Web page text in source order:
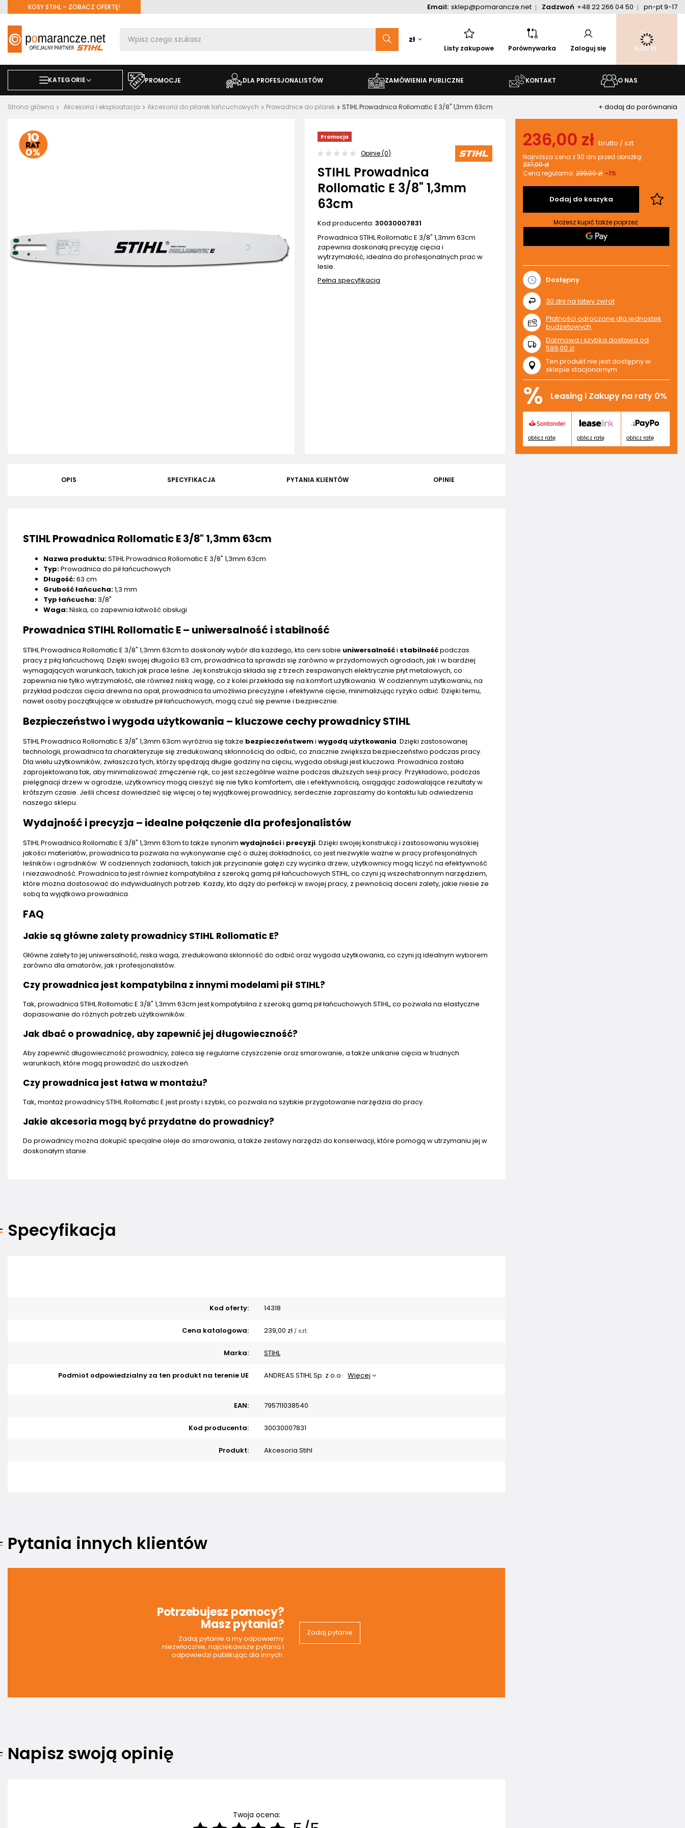
KOSY STIHL – ZOBACZ OFERTĘ! Email: sklep@pomarancze.net Zadzwoń +48 22 266 04 50 pn-pt 9-17
zł
Listy zakupowe Porównywarka Zaloguj się 0,00 zł
KATEGORIE PROMOCJE DLA PROFESJONALISTÓW ZAMÓWIENIA PUBLICZNE KONTAKT O NAS
Strona główna Akcesoria i eksploatacja Akcesoria do pilarek łańcuchowych Prowadnice do pilarek STIHL Prowadnica Rollomatic E 3/8" 1,3mm 63cm + dodaj do porównania
Promocja
Opinie (0)
STIHL Prowadnica
Rollomatic E 3/8" 1,3mm
63cm
Kod producenta:30030007831
Prowadnica STIHL Rollomatic E 3/8" 1,3mm 63cm
zapewnia doskonałą precyzję cięcia i
wytrzymałość, idealna do profesjonalnych prac w
lesie.
Pełna specyfikacja
236,00 zł brutto /szt.
Najniższa cena z 30 dni przed obniżką:
237,00 zł
Cena regularna:239,00 zł -1%
Dodaj do koszyka
Możesz kupić także poprzez:
Dostępny
30 dni na łatwy zwrot
Płatności odroczone dla jednostek
budżetowych
Darmowa i szybka dostawa od
599,00 zł
Ten produkt nie jest dostępny w
sklepie stacjonarnym
% Leasing i Zakupy na raty 0%
oblicz ratę oblicz ratę oblicz ratę
OPIS SPECYFIKACJA PYTANIA KLIENTÓW OPINIE
STIHL Prowadnica Rollomatic E 3/8" 1,3mm 63cm
Nazwa produktu:STIHL Prowadnica Rollomatic E 3/8" 1,3mm 63cm
Typ:Prowadnica do pił łańcuchowych
Długość:63 cm
Grubość łańcucha:1,3 mm
Typ łańcucha:3/8"
Waga:Niska, co zapewnia łatwość obsługi
Prowadnica STIHL Rollomatic E – uniwersalność i stabilność
STIHL Prowadnica Rollomatic E 3/8" 1,3mm 63cm to doskonały wybór dla każdego, kto ceni sobie uniwersalnośći stabilnośćpodczas
pracy z piłą łańcuchową. Dzięki swojej długości 63 cm, prowadnica ta sprawdzi się zarówno w przydomowych ogrodach, jak i w bardziej
wymagających warunkach, takich jak prace leśne. Jej konstrukcja składa się z trzech zespawanych elektrycznie płyt metalowych, co
zapewnia nie tylko wytrzymałość, ale również niską wagę, co z kolei przekłada się na komfort użytkowania. W codziennym użytkowaniu, na
przykład podczas cięcia drewna na opał, prowadnica ta umożliwia precyzyjne i efektywne cięcie, minimalizując ryzyko odbić. Dzięki temu,
nawet osoby początkujące w obsłudze pił łańcuchowych, mogą czuć się pewnie i bezpiecznie.
Bezpieczeństwo i wygoda użytkowania – kluczowe cechy prowadnicy STIHL
STIHL Prowadnica Rollomatic E 3/8" 1,3mm 63cm wyróżnia się także bezpieczeństwemi wygodą użytkowania. Dzięki zastosowanej
technologii, prowadnica ta charakteryzuje się zredukowaną skłonnością do odbić, co znacznie zwiększa bezpieczeństwo podczas pracy.
Dla wielu użytkowników, zwłaszcza tych, którzy spędzają długie godziny na cięciu, wygoda obsługi jest kluczowa. Prowadnica została
zaprojektowana tak, aby minimalizować zmęczenie rąk, co jest szczególnie ważne podczas dłuższych sesji pracy. Przykładowo, podczas
pielęgnacji drzew w ogrodzie, użytkownicy mogą cieszyć się nie tylko komfortem, ale i efektywnością, osiągając zadowalające rezultaty w
krótszym czasie. Jeśli chcesz dowiedzieć się więcej o tej wyjątkowej prowadnicy, serdecznie zapraszamy do kontaktu lub odwiedzenia
naszego sklepu.
Wydajność i precyzja – idealne połączenie dla profesjonalistów
STIHL Prowadnica Rollomatic E 3/8" 1,3mm 63cm to także synonim wydajnościi precyzji. Dzięki swojej konstrukcji i zastosowaniu wysokiej
jakości materiałów, prowadnica ta pozwala na wykonywanie cięć o dużej dokładności, co jest niezwykle ważne w pracy profesjonalnych
leśników i ogrodników. W codziennych zadaniach, takich jak przycinanie gałęzi czy wycinka drzew, użytkownicy mogą liczyć na efektywność
i niezawodność. Prowadnica ta jest również kompatybilna z szeroką gamą pił łańcuchowych STIHL, co czyni ją wszechstronnym narzędziem,
które można dostosować do indywidualnych potrzeb. Każdy, kto dąży do perfekcji w swojej pracy, z pewnością doceni zalety, jakie niesie ze
sobą ta wyjątkowa prowadnica.
FAQ
Jakie są główne zalety prowadnicy STIHL Rollomatic E?
Główne zalety to jej uniwersalność, niska waga, zredukowana skłonność do odbić oraz wygoda użytkowania, co czyni ją idealnym wyborem
zarówno dla amatorów, jak i profesjonalistów.
Czy prowadnica jest kompatybilna z innymi modelami pił STIHL?
Tak, prowadnica STIHL Rollomatic E 3/8" 1,3mm 63cm jest kompatybilna z szeroką gamą pił łańcuchowych STIHL, co pozwala na elastyczne
dopasowanie do różnych potrzeb użytkowników.
Jak dbać o prowadnicę, aby zapewnić jej długowieczność?
Aby zapewnić długowieczność prowadnicy, zaleca się regularne czyszczenie oraz smarowanie, a także unikanie cięcia w trudnych
warunkach, które mogą prowadzić do uszkodzeń.
Czy prowadnica jest łatwa w montażu?
Tak, montaż prowadnicy STIHL Rollomatic E jest prosty i szybki, co pozwala na szybkie przygotowanie narzędzia do pracy.
Jakie akcesoria mogą być przydatne do prowadnicy?
Do prowadnicy można dokupić specjalne oleje do smarowania, a także zestawy narzędzi do konserwacji, które pomogą w utrzymaniu jej w
doskonałym stanie.
Specyfikacja
Kod oferty: 14318
Cena katalogowa: 239,00 zł / szt.
Marka: STIHL
Podmiot odpowiedzialny za ten produkt na terenie UE ANDREAS STIHL Sp. z o.o. Więcej
EAN: 795711038540
Kod producenta: 30030007831
Produkt: Akcesoria Stihl
Pytania innych klientów
Potrzebujesz pomocy?
Masz pytania?
Zadaj pytanie a my odpowiemy
niezwłocznie, najciekawsze pytania i
odpowiedzi publikując dla innych.
Zadaj pytanie
Napisz swoją opinię
Twoja ocena: